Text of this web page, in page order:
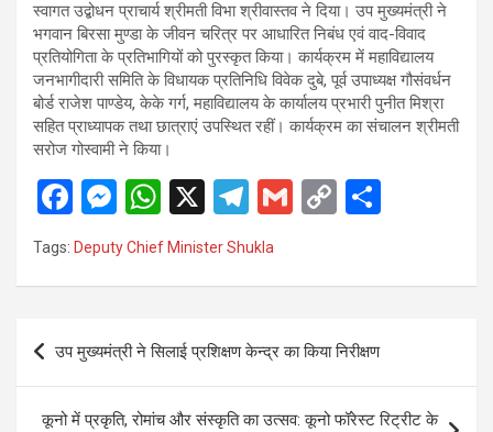
स्वागत उद्बोधन प्राचार्य श्रीमती विभा श्रीवास्तव ने दिया। उप मुख्यमंत्री ने
भगवान बिरसा मुण्डा के जीवन चरित्र पर आधारित निबंध एवं वाद-विवाद
प्रतियोगिता के प्रतिभागियों को पुरस्कृत किया। कार्यक्रम में महाविद्यालय
जनभागीदारी समिति के विधायक प्रतिनिधि विवेक दुबे, पूर्व उपाध्यक्ष गौसंवर्धन
बोर्ड राजेश पाण्डेय, केके गर्ग, महाविद्यालय के कार्यालय प्रभारी पुनीत मिश्रा
सहित प्राध्यापक तथा छात्राएं उपस्थित रहीं। कार्यक्रम का संचालन श्रीमती
सरोज गोस्वामी ने किया।
F
a
ce
o
o
k
M
es
se
g
er
W
h
at
A
p
X
T
el
e
a
m
G
C
n
Tags: Deputy Chief Minister Shukla
Post
navigation
उप मुख्यमंत्री ने सिलाई प्रशिक्षण केन्द्र का किया निरीक्षण
कूनो में प्रकृति, रोमांच और संस्कृति का उत्सव: कूनो फॉरेस्ट रिट्रीट के